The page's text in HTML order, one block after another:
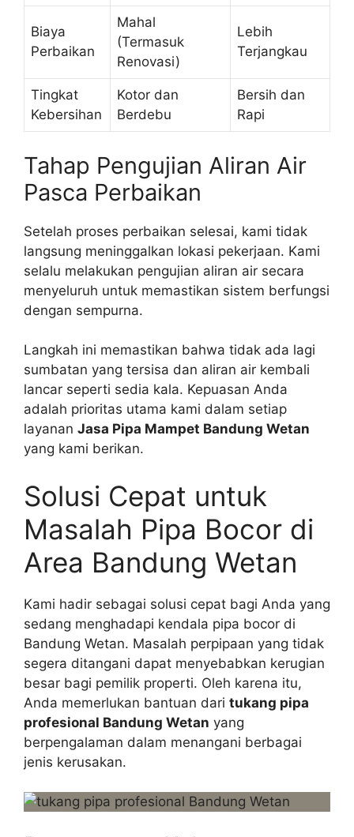
Biaya
Perbaikan
Mahal
(Termasuk
Renovasi)
Lebih
Terjangkau
Tingkat
Kebersihan
Kotor dan
Berdebu
Bersih dan
Rapi
Tahap Pengujian Aliran Air
Pasca Perbaikan
Setelah proses perbaikan selesai, kami tidak
langsung meninggalkan lokasi pekerjaan. Kami
selalu melakukan pengujian aliran air secara
menyeluruh untuk memastikan sistem berfungsi
dengan sempurna.
Langkah ini memastikan bahwa tidak ada lagi
sumbatan yang tersisa dan aliran air kembali
lancar seperti sedia kala. Kepuasan Anda
adalah prioritas utama kami dalam setiap
layanan Jasa Pipa Mampet Bandung Wetan
yang kami berikan.
Solusi Cepat untuk
Masalah Pipa Bocor di
Area Bandung Wetan
Kami hadir sebagai solusi cepat bagi Anda yang
sedang menghadapi kendala pipa bocor di
Bandung Wetan. Masalah perpipaan yang tidak
segera ditangani dapat menyebabkan kerugian
besar bagi pemilik properti. Oleh karena itu,
Anda memerlukan bantuan dari tukang pipa
profesional Bandung Wetan yang
berpengalaman dalam menangani berbagai
jenis kerusakan.